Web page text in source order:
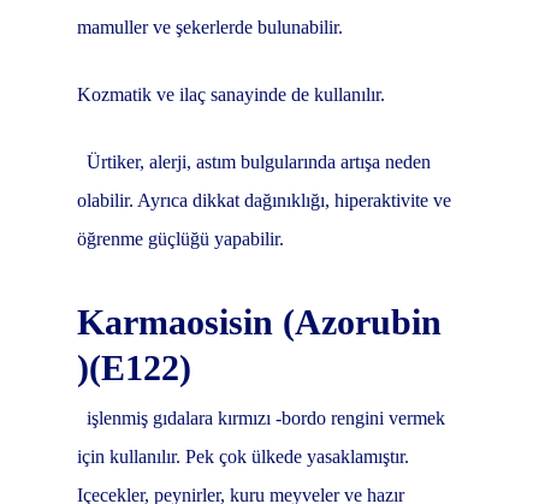
mamuller ve şekerlerde bulunabilir.
Kozmatik ve ilaç sanayinde de kullanılır.
Ürtiker, alerji, astım bulgularında artışa neden
olabilir. Ayrıca dikkat dağınıklığı, hiperaktivite ve
öğrenme güçlüğü yapabilir.
Karmaosisin (Azorubin
)(E122)
işlenmiş gıdalara kırmızı -bordo rengini vermek
için kullanılır. Pek çok ülkede yasaklamıştır.
Içecekler, peynirler, kuru meyveler ve hazır